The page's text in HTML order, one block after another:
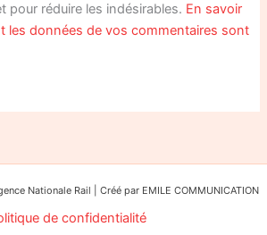
pour réduire les indésirables. En savoir
les données de vos commentaires sont
Nationale Rail | Créé par EMILE COMMUNICATION
de confidentialité